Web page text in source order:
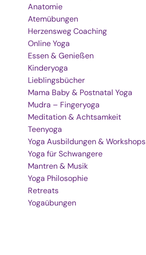
Anatomie
Atemübungen
Herzensweg Coaching
Online Yoga
Essen & Genießen
Kinderyoga
Lieblingsbücher
Mama Baby & Postnatal Yoga
Mudra – Fingeryoga
Meditation & Achtsamkeit
Teenyoga
Yoga Ausbildungen & Workshops
Yoga für Schwangere
Mantren & Musik
Yoga Philosophie
Retreats
Yogaübungen